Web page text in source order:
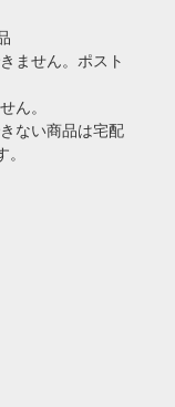
ません。ポスト
ん。
ない商品は宅配